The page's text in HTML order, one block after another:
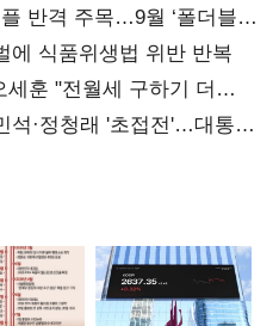
반격 주목…9월 ‘폴더블
식품위생법 위반 반복
세훈 "전월세 구하기 더
·정청래 '초접전'…대통령